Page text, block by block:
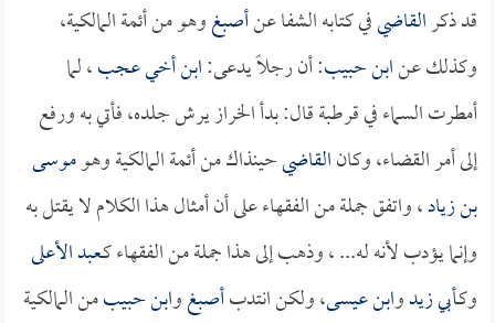
قد ذكرالقاضيفي كتابه الشفا عنأصبغوهو من أئمة المالكية،
وكذلك عنابن حبيب: أن رجلاً يدعى:ابن أخي عجب، لما
أمطرت السماء في قرطبة قال: بدأ الخراز يرش جلده، فأتي به ورفع
إلى أمر القضاء، وكانالقاضيحينذاك من أئمة المالكية وهوموسى
بن زياد، واتفق جملة من الفقهاء على أن أمثال هذا الكلام لا يقتل به
وإنما يؤدب لأنه له... ، وذهب إلى هذا جملة من الفقهاء كـعبد الأعلى
وكـأبي زيدوابن عيسى، ولكن انتدبأصبغوابن حبيبمن المالكية